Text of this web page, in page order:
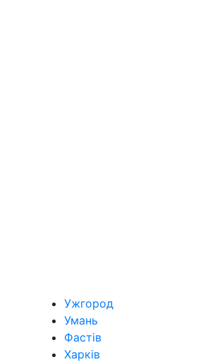
Ужгород
Умань
Фастів
Харків